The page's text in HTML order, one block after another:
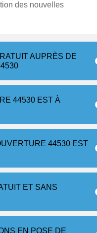
des nouvelles
AUPRÈS DE
44530 EST À
44530 EST
ET SANS
EN POSE DE